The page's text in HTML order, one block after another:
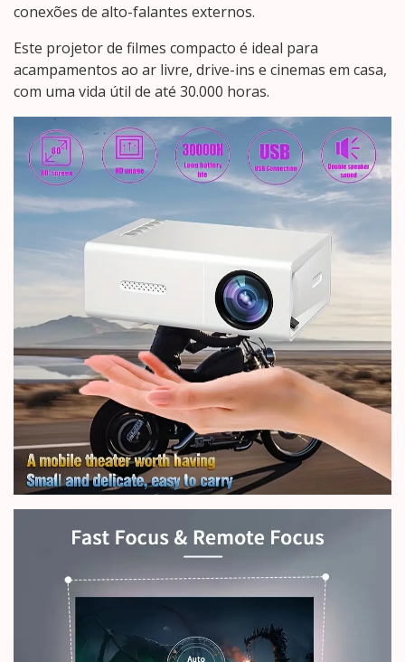
conexões de alto-falantes externos.
Este projetor de filmes compacto é ideal para
acampamentos ao ar livre, drive-ins e cinemas em casa,
com uma vida útil de até 30.000 horas.